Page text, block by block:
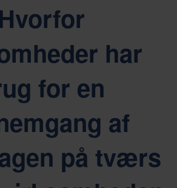
Hvorfor
har
for en
af
på tværs